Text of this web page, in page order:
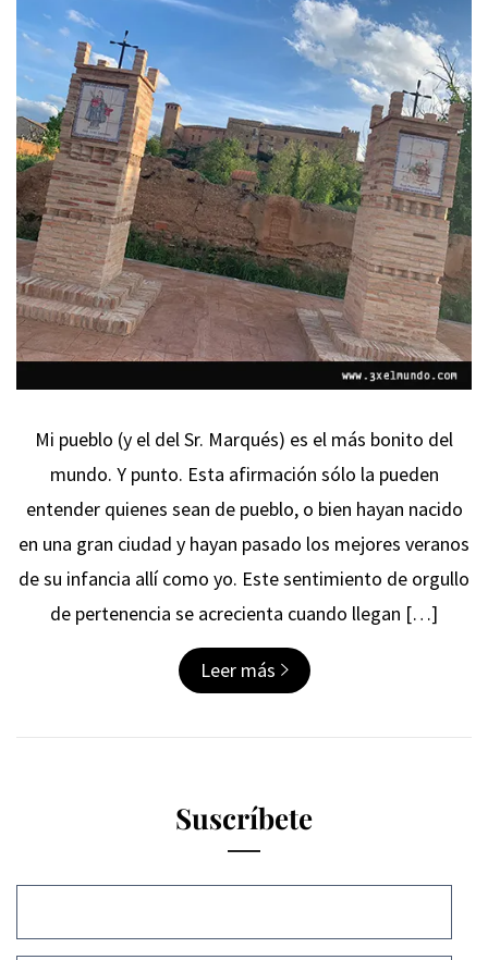
Mi pueblo (y el del Sr. Marqués) es el más bonito del
mundo. Y punto. Esta afirmación sólo la pueden
entender quienes sean de pueblo, o bien hayan nacido
en una gran ciudad y hayan pasado los mejores veranos
de su infancia allí como yo. Este sentimiento de orgullo
de pertenencia se acrecienta cuando llegan […]
Leer más
Suscríbete